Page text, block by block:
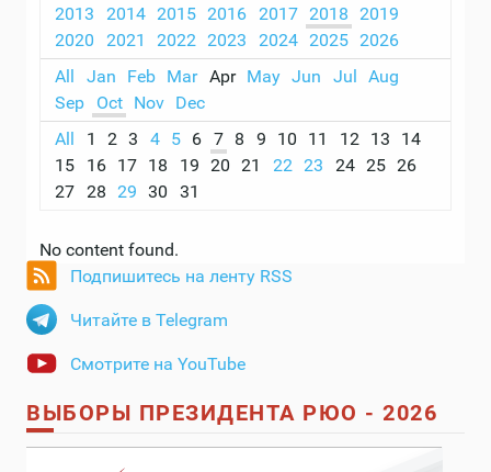
2013
2014 2015 2016 2017 2018
2019
2020
2021 2022 2023 2024 2025 2026
All
Jan Feb Mar Apr May Jun Jul
Aug
Sep
Oct Nov Dec
All
1 2 3 4 5 6 7 8 9 10 11 12 13
14
15
16 17 18 19 20 21 22 23 24 25 26
27 28 29 30 31
No content found.
Подпишитесь на ленту RSS
Читайте в Telegram
Смотрите на YouTube
ВЫБОРЫ ПРЕЗИДЕНТА РЮО - 2026